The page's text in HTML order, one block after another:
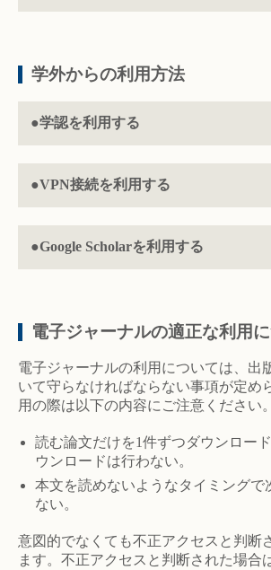
学外からの利用方法
●学認を利用する
●VPN接続を利用する
●Google Scholarを利用する
電子ジャーナルの適正な利用
電子ジャーナルの利用については、出
いて守らなければならない事項が定め
用の際は以下の内容にご注意ください。
読む論文だけを1件ずつダウンロー
ウンロードは行わない。
本文を読めないようなタイミングで
ない。
意図的でなくても不正アクセスと判断
ます。不正アクセスと判断された場合